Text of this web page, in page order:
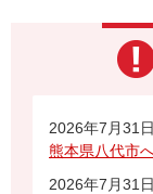
2026年7月31
熊本県八代市
2026年7月31